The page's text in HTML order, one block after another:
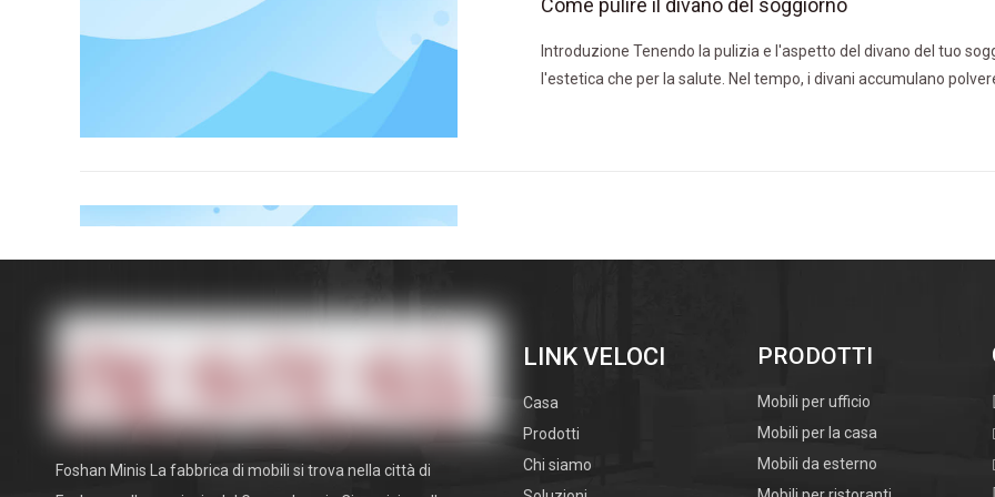
Come pulire il divano del soggiorno
Introduzione Tenendo la pulizia e l'aspetto del divano del tuo
l'estetica che per la salute. Nel tempo, i divani accumulano
stili, materiali e dimensioni disponibili, il processo può essere
Foshan Minis La fabbrica di mobili si trova nella città di
LINK VELOCI
Casa
Prodotti
Chi siamo
PRODOTTI
Mobili per ufficio
Mobili per la casa
Mobili da esterno